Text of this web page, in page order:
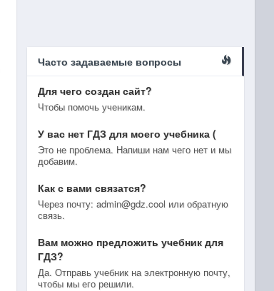
Часто задаваемые вопросы
Для чего создан сайт?
Чтобы помочь ученикам.
У вас нет ГДЗ для моего учебника (
Это не проблема. Напиши нам чего нет и мы
добавим.
Как с вами связатся?
Через почту: admin@gdz.cool или обратную
связь.
Вам можно предложить учебник для
ГДЗ?
Да. Отправь учебник на электронную почту,
чтобы мы его решили.